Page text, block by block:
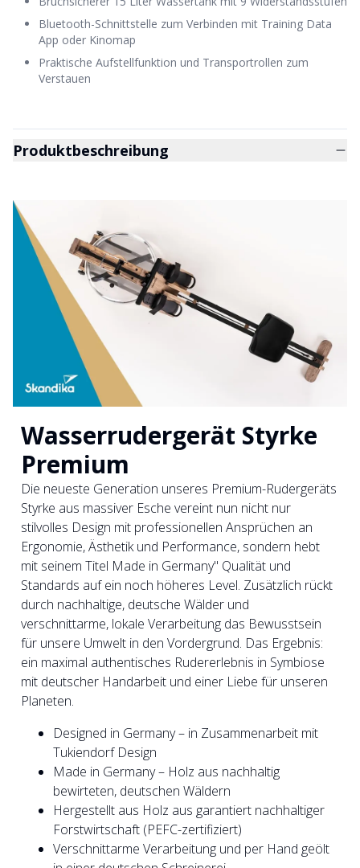
Bluetooth-Schnittstelle zum Verbinden mit Training Data
App oder Kinomap
Praktische Aufstellfunktion und Transportrollen zum
Verstauen
Produktbeschreibung
Wasserrudergerät Styrke
Premium
Die neueste Generation unseres Premium-Rudergeräts
Styrke aus massiver Esche vereint nun nicht nur
stilvolles Design mit professionellen Ansprüchen an
Ergonomie, Ästhetik und Performance, sondern hebt
mit seinem Titel Made in Germany" Qualität und
Standards auf ein noch höheres Level. Zusätzlich rückt
durch nachhaltige, deutsche Wälder und
verschnittarme, lokale Verarbeitung das Bewusstsein
für unsere Umwelt in den Vordergrund. Das Ergebnis:
ein maximal authentisches Rudererlebnis in Symbiose
mit deutscher Handarbeit und einer Liebe für unseren
Planeten.
Designed in Germany – in Zusammenarbeit mit
Tukiendorf Design
Made in Germany – Holz aus nachhaltig
bewirteten, deutschen Wäldern
Hergestellt aus Holz aus garantiert nachhaltiger
Forstwirtschaft (PEFC-zertifiziert)
Verschnittarme Verarbeitung und per Hand geölt